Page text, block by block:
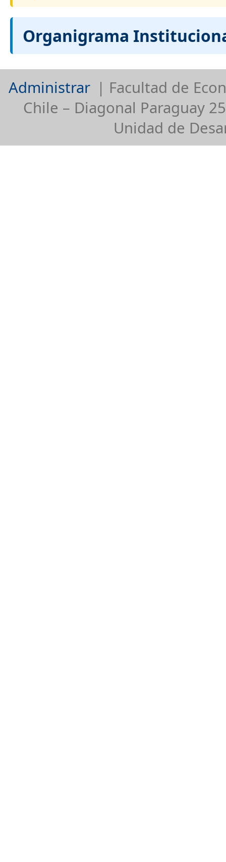
Organigrama
Administrar | Facultad de
Chile – Diagonal Paraguay
Unidad de